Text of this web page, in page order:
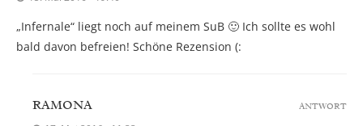
„Infernale“ liegt noch auf meinem SuB 🙂 Ich sollte es wohl
bald davon befreien! Schöne Rezension (:
RAMONA ANTWORT